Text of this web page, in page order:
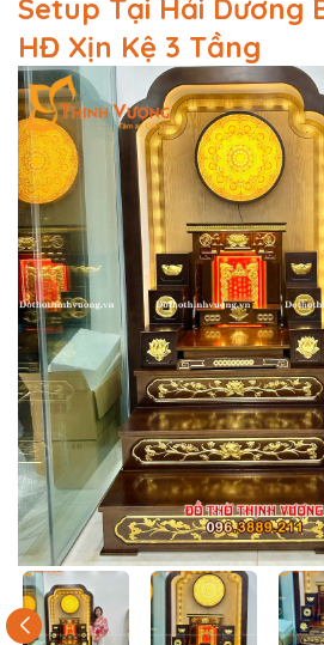
Setup Tại Hải Dương
HĐ Xịn Kệ 3 Tầng